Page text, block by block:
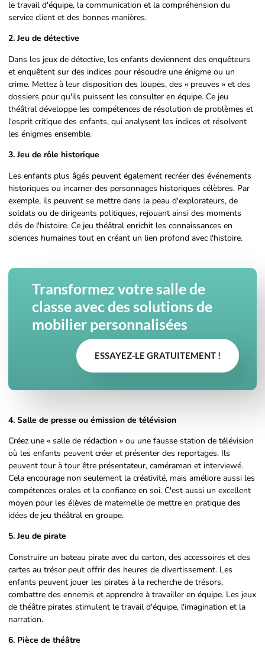
le travail d'équipe, la communication et la compréhension du
service client et des bonnes manières.
2. Jeu de détective
Dans les jeux de détective, les enfants deviennent des enquêteurs
et enquêtent sur des indices pour résoudre une énigme ou un
crime. Mettez à leur disposition des loupes, des « preuves » et des
dossiers pour qu'ils puissent les consulter en équipe. Ce jeu
théâtral développe les compétences de résolution de problèmes et
l'esprit critique des enfants, qui analysent les indices et résolvent
les énigmes ensemble.
3. Jeu de rôle historique
Les enfants plus âgés peuvent également recréer des événements
historiques ou incarner des personnages historiques célèbres. Par
exemple, ils peuvent se mettre dans la peau d'explorateurs, de
soldats ou de dirigeants politiques, rejouant ainsi des moments
clés de l'histoire. Ce jeu théâtral enrichit les connaissances en
sciences humaines tout en créant un lien profond avec l'histoire.
Transformez votre salle de
classe avec des solutions de
mobilier personnalisées
ESSAYEZ-LE GRATUITEMENT !
4. Salle de presse ou émission de télévision
Créez une « salle de rédaction » ou une fausse station de télévision
où les enfants peuvent créer et présenter des reportages. Ils
peuvent tour à tour être présentateur, caméraman et interviewé.
Cela encourage non seulement la créativité, mais améliore aussi les
compétences orales et la confiance en soi. C'est aussi un excellent
moyen pour les élèves de maternelle de mettre en pratique des
idées de jeu théâtral en groupe.
5. Jeu de pirate
Construire un bateau pirate avec du carton, des accessoires et des
cartes au trésor peut offrir des heures de divertissement. Les
enfants peuvent jouer les pirates à la recherche de trésors,
combattre des ennemis et apprendre à travailler en équipe. Les jeux
de théâtre pirates stimulent le travail d'équipe, l'imagination et la
narration.
6. Pièce de théâtre